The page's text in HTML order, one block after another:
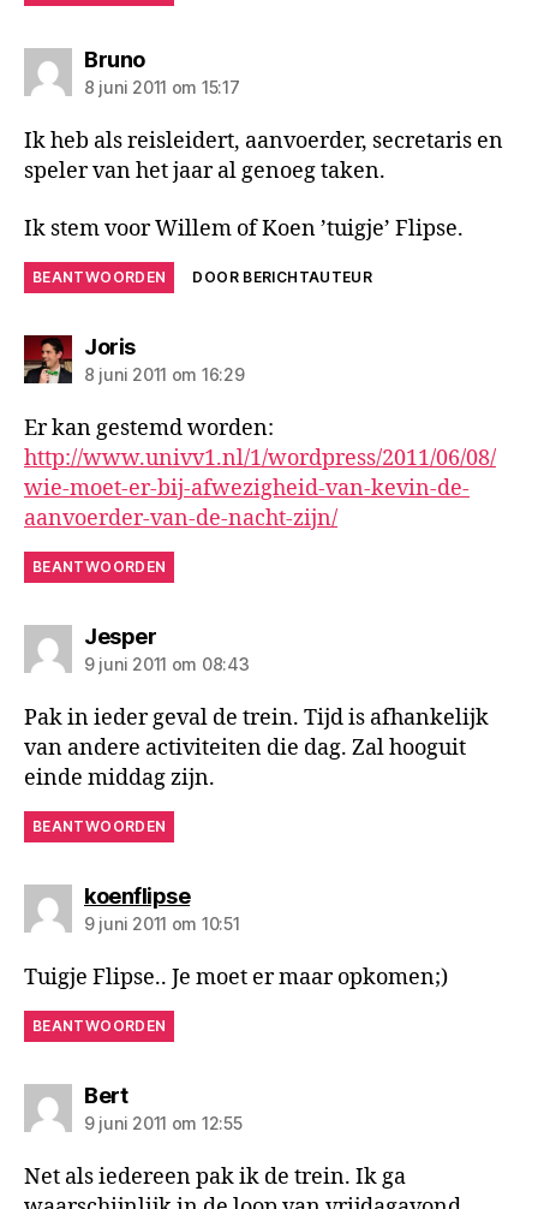
Brunozegt:
8 juni 2011 om 15:17
Ik heb als reisleidert, aanvoerder, secretaris en
speler van het jaar al genoeg taken.
Ik stem voor Willem of Koen ’tuigje’ Flipse.
BEANTWOORDEN DOOR BERICHTAUTEUR
Joriszegt:
8 juni 2011 om 16:29
Er kan gestemd worden:
http://www.univv1.nl/1/wordpress/2011/06/08/
wie-moet-er-bij-afwezigheid-van-kevin-de-
aanvoerder-van-de-nacht-zijn/
BEANTWOORDEN
Jesperzegt:
9 juni 2011 om 08:43
Pak in ieder geval de trein. Tijd is afhankelijk
van andere activiteiten die dag. Zal hooguit
einde middag zijn.
BEANTWOORDEN
koenflipsezegt:
9 juni 2011 om 10:51
Tuigje Flipse.. Je moet er maar opkomen;)
BEANTWOORDEN
Bertzegt:
9 juni 2011 om 12:55
Net als iedereen pak ik de trein. Ik ga